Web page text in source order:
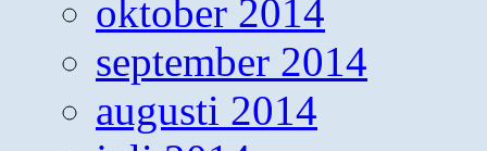
oktober 2014
september 2014
augusti 2014